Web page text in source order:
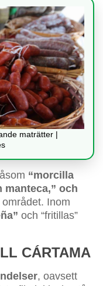
maträtter |
“morcilla
manteca,” och
Inom
och “fritillas”
CÁRTAMA
, oavsett